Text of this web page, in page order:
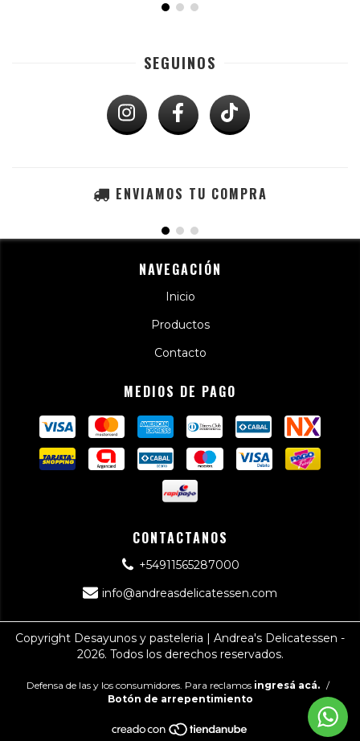
SEGUINOS
ENVIAMOS TU COMPRA
NAVEGACIÓN
Inicio
Productos
Contacto
MEDIOS DE PAGO
CONTACTANOS
+54911565287000
info@andreasdelicatessen.com
Copyright Desayunos y pasteleria | Andrea's Delicatessen -
2026. Todos los derechos reservados.
Defensa de las y los consumidores. Para reclamos ingresá acá. /
Botón de arrepentimiento